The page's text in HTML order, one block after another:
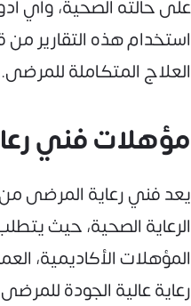
على حالته الصحية، وأي
استخدام هذه التقارير
العلاج المتكاملة للمرضى.
مؤهلات فني
يعد فني رعاية المرضى
الرعاية الصحية، حيث
المؤهلات الأكاديمية،
رعاية عالية الجودة